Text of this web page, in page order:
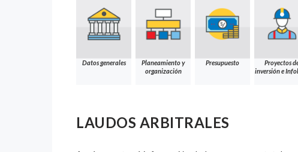
Datos generales
Planeamiento y
organización
Presupuesto
Proyectos
inversión e
LAUDOS ARBITRALES